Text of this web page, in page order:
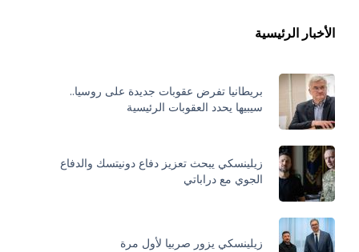
الأخبار الرئيسية
بريطانيا تفرض عقوبات جديدة على روسيا..
سيبيها يحدد العقوبات الرئيسية
زيلينسكي يبحث تعزيز دفاع دونيتسك والدفاع
الجوي مع دراباتي
زيلينسكي يزور صربيا لأول مرة